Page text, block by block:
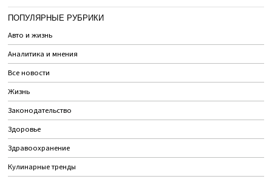
ПОПУЛЯРНЫЕ РУБРИКИ
Авто и жизнь
Аналитика и мнения
Все новости
Жизнь
Законодательство
Здоровье
Здравоохранение
Кулинарные тренды